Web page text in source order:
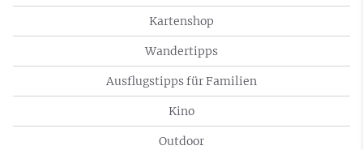
Kartenshop
Wandertipps
Ausflugstipps für Familien
Kino
Outdoor